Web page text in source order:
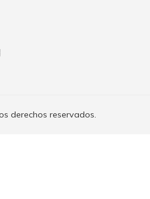
derechos reservados.